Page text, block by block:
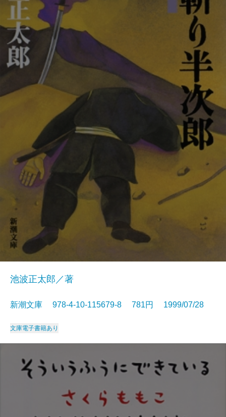
池波正太郎／著
新潮文庫 978-4-10-115679-8 781円 1999/07/28
文庫電子書籍あり